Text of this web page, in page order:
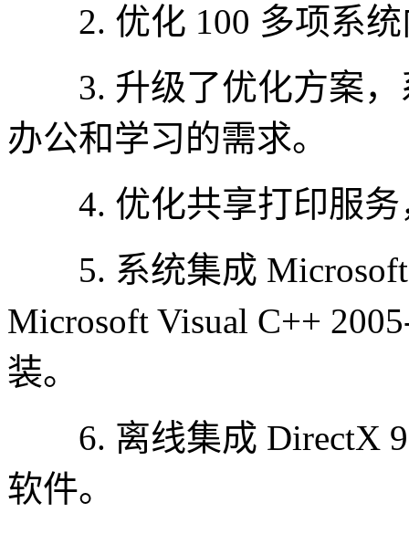
2. 优化 100 多项系统
3. 升级了优化方案，
办公和学习的需求。
4. 优化共享打印服务
5. 系统集成 Microsoft
Microsoft Visual C++
装。
6. 离线集成 DirectX
软件。